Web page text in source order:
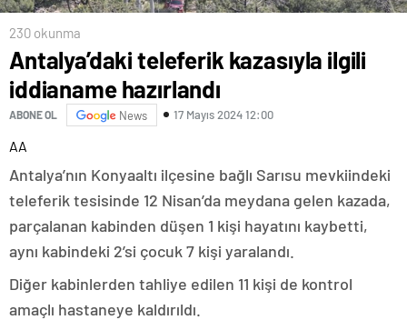
230 okunma
Antalya’daki teleferik kazasıyla ilgili
iddianame hazırlandı
ABONE OL News 17 Mayıs 2024 12:00
AA
Antalya’nın Konyaaltı ilçesine bağlı Sarısu mevkiindeki
teleferik tesisinde 12 Nisan’da meydana gelen kazada,
parçalanan kabinden düşen 1 kişi hayatını kaybetti,
aynı kabindeki 2’si çocuk 7 kişi yaralandı.
Diğer kabinlerden tahliye edilen 11 kişi de kontrol
amaçlı hastaneye kaldırıldı.